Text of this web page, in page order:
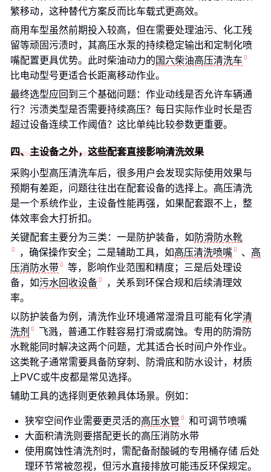
繁移动，这种替代方案反而比车载式更高效。
商用车型虽然前期投入较高，但在需要处理油污、化工残
留等顽固污渍时，其高压水泵的持续稳定输出和定制化喷
嘴配置更具优势。此时柴油动力的 国六柴油高压清洗车
比电动型号更适合长距离移动作业。
最终选型应回到三个基础问题：作业动线是否允许车辆通
行？污渍类型是否需要持续高压？每日实际作业时长是否
超过设备连续工作阈值？这比单纯比较参数更重要。
四、主设备之外，这些配套直接影响清洗效果
采购小型高压清洗车后，很多用户会发现实际使用效果与
预期有差距，问题往往出在配套设备的选择上。高压清洗
是一个系统作业，主设备性能再强，如果配套跟不上，整
体效率会大打折扣。
关键配套主要分为三类：一是防护装备，如 防滑防水靴
，确保操作安全；二是辅助工具，如高压清洗喷嘴 、 高
压消防水带
等，影响作业范围和精度；三是后处理设
备，如污水回收设备
，关系到环保合规和后续清理效
率。
以防护装备为例，清洗作业环境通常湿滑且可能有化学清
洗剂
飞溅，普通工作鞋容易打滑或腐蚀。专用的防滑防
水靴能同时解决这两个问题，尤其适合长时间户外作业。
这类靴子通常需要具备防穿刺、防滑底和防水设计，材质
上PVC或牛皮都是常见选择。
辅助工具的选择则更依赖具体场景。例如：
狭窄空间作业需要更灵活的高压水管
和可调节喷嘴
大面积清洗则要搭配更长的高压消防水带
使用腐蚀性清洗剂时，需配备耐酸碱的专用桶存储 后处
理环节常被忽视，但污水直接排放可能违反环保规定。